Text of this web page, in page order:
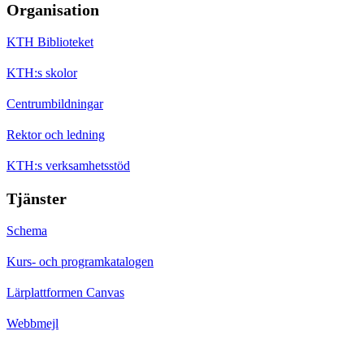
Organisation
KTH Biblioteket
KTH:s skolor
Centrumbildningar
Rektor och ledning
KTH:s verksamhetsstöd
Tjänster
Schema
Kurs- och programkatalogen
Lärplattformen Canvas
Webbmejl